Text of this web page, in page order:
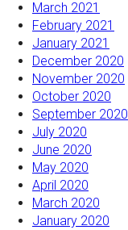
March 2021
February 2021
January 2021
December 2020
November 2020
October 2020
September 2020
July 2020
June 2020
May 2020
April 2020
March 2020
January 2020